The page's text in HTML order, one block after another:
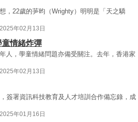
，22歲的芛昀（Wrighty）明明是「天之驕
2025年02月13日
情緒炸彈
人，學童情緒問題亦備受關注。去年，香港家
2025年02月13日
簽署資訊科技教育及人才培訓合作備忘錄，成
2025年01月16日